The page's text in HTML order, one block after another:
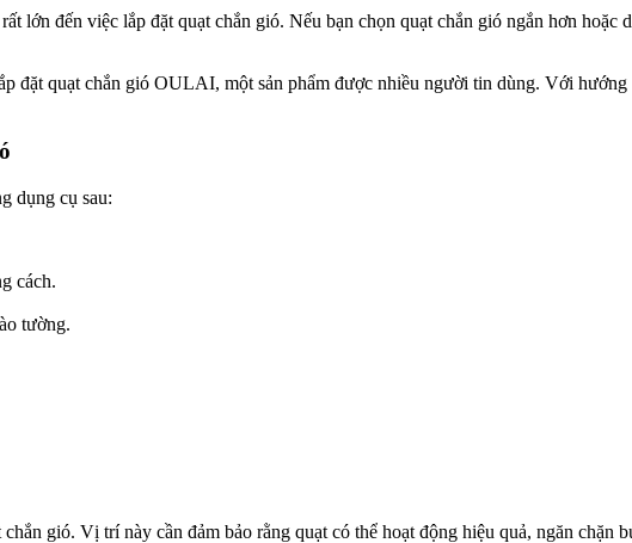
lớn đến việc lắp đặt quạt chắn gió. Nếu bạn chọn quạt chắn gió ngắn hơn
đặt quạt chắn gió OULAI, một sản phẩm được nhiều người tin dùng. Với hướng
dụng cụ sau:
cách.
tường.
gió. Vị trí này cần đảm bảo rằng quạt có thể hoạt động hiệu quả, ngăn chặn